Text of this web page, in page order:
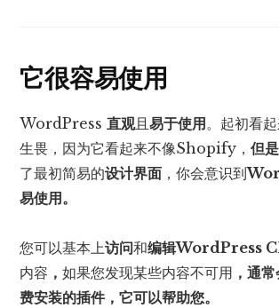
它很容易使用
WordPress直观且易于使用。起初看
生畏，因为它看起来不像Shopify，但
了最初简易的设计界面 ，你会意识到
易使用。
您可以基本上访问和编辑WordPress
内容 ，如果您发现某些内容不可用 ，通
费安装的插件，它可以帮助您。